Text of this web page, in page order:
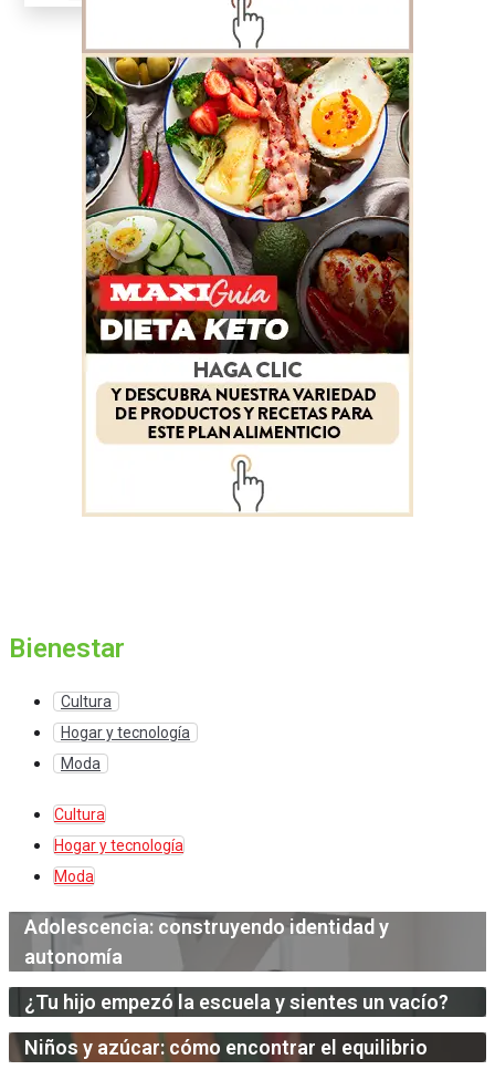
Bienestar
Cultura
Hogar y tecnología
Moda
Cultura
Hogar y tecnología
Moda
Adolescencia: construyendo identidad y
autonomía
¿Tu hijo empezó la escuela y sientes un vacío?
Niños y azúcar: cómo encontrar el equilibrio